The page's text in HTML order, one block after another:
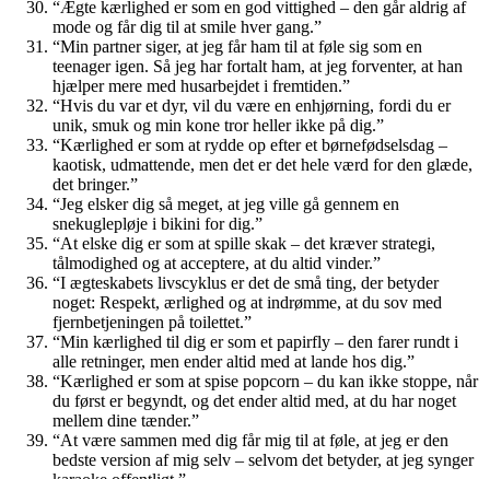
“Ægte kærlighed er som en god vittighed – den går aldrig af
mode og får dig til at smile hver gang.”
“Min partner siger, at jeg får ham til at føle sig som en
teenager igen. Så jeg har fortalt ham, at jeg forventer, at han
hjælper mere med husarbejdet i fremtiden.”
“Hvis du var et dyr, vil du være en enhjørning, fordi du er
unik, smuk og min kone tror heller ikke på dig.”
“Kærlighed er som at rydde op efter et børnefødselsdag –
kaotisk, udmattende, men det er det hele værd for den glæde,
det bringer.”
“Jeg elsker dig så meget, at jeg ville gå gennem en
snekuglepløje i bikini for dig.”
“At elske dig er som at spille skak – det kræver strategi,
tålmodighed og at acceptere, at du altid vinder.”
“I ægteskabets livscyklus er det de små ting, der betyder
noget: Respekt, ærlighed og at indrømme, at du sov med
fjernbetjeningen på toilettet.”
“Min kærlighed til dig er som et papirfly – den farer rundt i
alle retninger, men ender altid med at lande hos dig.”
“Kærlighed er som at spise popcorn – du kan ikke stoppe, når
du først er begyndt, og det ender altid med, at du har noget
mellem dine tænder.”
“At være sammen med dig får mig til at føle, at jeg er den
bedste version af mig selv – selvom det betyder, at jeg synger